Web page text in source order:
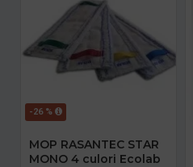
-26 %
MOP RASANTEC STAR
MONO 4 culori Ecolab